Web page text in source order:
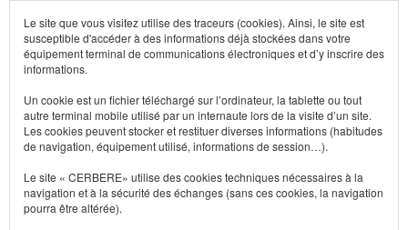
Le site que vous visitez utilise des traceurs (cookies). Ainsi, le site est
susceptible d'accéder à des informations déjà stockées dans votre
équipement terminal de communications électroniques et d’y inscrire des
informations.
Un cookie est un fichier téléchargé sur l’ordinateur, la tablette ou tout
autre terminal mobile utilisé par un internaute lors de la visite d’un site.
Les cookies peuvent stocker et restituer diverses informations (habitudes
de navigation, équipement utilisé, informations de session…).
Le site « CERBERE» utilise des cookies techniques nécessaires à la
navigation et à la sécurité des échanges (sans ces cookies, la navigation
pourra être altérée).